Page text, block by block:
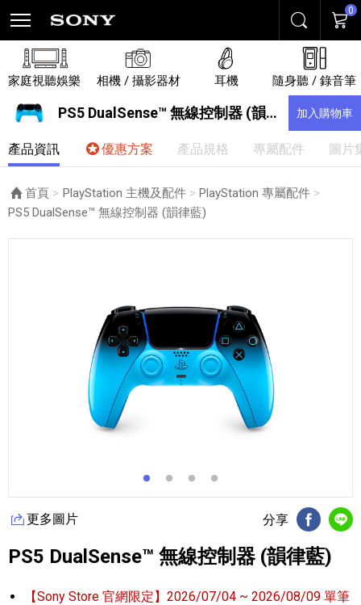
搜尋 購物
0
家庭視聽娛樂 相機 / 攝影器材 耳機 隨身聽 / 錄音筆
PS5 DualSense™ 無線控制器 (韻律藍) 加入購物車
產品資訊 優惠方案 產品規格 專屬配件 圖片
首頁 PlayStation 主機及配件
PlayStation 專屬配件
目前頁面：
PS5 DualSense™ 無線控制器 (韻律藍)
更多圖片 分享
FB分享
PS5 DualSense™ 無線控制器 (韻律藍)
【Sony Store 官網限定】2026/07/04 ~ 2026/08/09 單筆